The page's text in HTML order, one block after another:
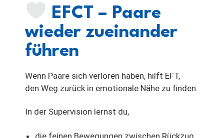
EFCT – Paare
wieder zueinander
führen
Wenn Paare sich verloren haben, hilft EFT,
den Weg zurück in emotionale Nähe zu finden.
In der Supervision lernst du,